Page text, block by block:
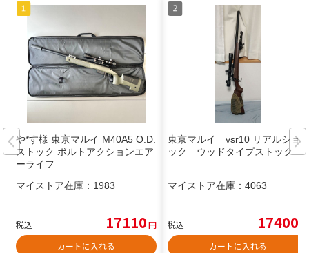
や*す様 東京マルイ M40A5 O.D.
ストック ボルトアクションエア
ーライフ
マイストア在庫： 1983
税込 17110円
カートに入れる
東京マルイ vsr10 リアルショ
ック ウッドタイプストック
マイストア在庫： 4063
税込 17400
カートに入れる